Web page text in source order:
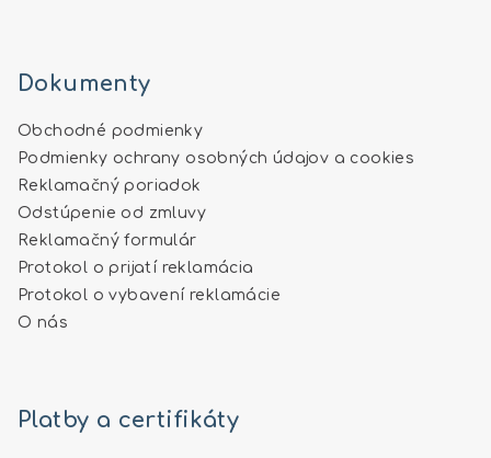
Dokumenty
Obchodné podmienky
Podmienky ochrany osobných údajov a cookies
Reklamačný poriadok
Odstúpenie od zmluvy
Reklamačný formulár
Protokol o prijatí reklamácia
Protokol o vybavení reklamácie
O nás
Platby a certifikáty